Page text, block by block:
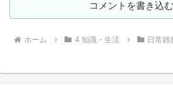
コメントを書き込む
ホーム 4 知識・生活 日常雑